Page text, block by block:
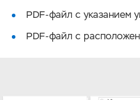
PDF-файл с указанием
PDF-файл с